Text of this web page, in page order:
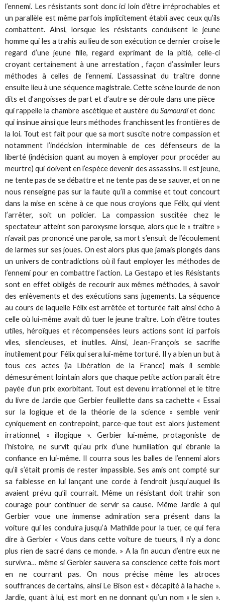
l’ennemi. Les résistants sont donc ici loin d’être irréprochables et
un parallèle est même parfois implicitement établi avec ceux qu’ils
combattent. Ainsi, lorsque les résistants conduisent le jeune
homme qui les a trahis au lieu de son exécution ce dernier croise le
regard d’une jeune fille, regard exprimant de la pitié, celle-ci
croyant certainement à une arrestation , façon d’assimiler leurs
méthodes à celles de l’ennemi. L’assassinat du traître donne
ensuite lieu à une séquence magistrale. Cette scène lourde de non
dits et d’angoisses de part et d’autre se déroule dans une pièce
qui rappelle la chambre ascétique et austère du Samouraïet donc
qui insinue ainsi que leurs méthodes franchissent les frontières de
la loi. Tout est fait pour que sa mort suscite notre compassion et
notamment l’indécision interminable de ces défenseurs de la
liberté (indécision quant au moyen à employer pour procéder au
meurtre) qui doivent en l’espèce devenir des assassins. Il est jeune,
ne tente pas de se débattre et ne tente pas de se sauver, et on ne
nous renseigne pas sur la faute qu’il a commise et tout concourt
dans la mise en scène à ce que nous croyions que Félix, qui vient
l’arrêter, soit un policier. La compassion suscitée chez le
spectateur atteint son paroxysme lorsque, alors que le « traître »
n’avait pas prononcé une parole, sa mort s’ensuit de l’écoulement
de larmes sur ses joues. On est alors plus que jamais plongés dans
un univers de contradictions où il faut employer les méthodes de
l’ennemi pour en combattre l’action. La Gestapo et les Résistants
sont en effet obligés de recourir aux mêmes méthodes, à savoir
des enlèvements et des exécutions sans jugements. La séquence
au cours de laquelle Félix est arrêtée et torturée fait ainsi écho à
celle où lui-même avait dû tuer le jeune traître. Loin d’être toutes
utiles, héroïques et récompensées leurs actions sont ici parfois
viles, silencieuses, et inutiles. Ainsi, Jean-François se sacrifie
inutilement pour Félix qui sera lui-même torturé. Il y a bien un but à
tous ces actes (la Libération de la France) mais il semble
démesurément lointain alors que chaque petite action paraît être
payée d’un prix exorbitant. Tout est devenu irrationnel et le titre
du livre de Jardie que Gerbier feuillette dans sa cachette « Essai
sur la logique et de la théorie de la science » semble venir
cyniquement en contrepoint, parce-que tout est alors justement
irrationnel, « illogique ». Gerbier lui-même, protagoniste de
l’histoire, ne survit qu’au prix d’une humiliation qui ébranle la
confiance en lui-même. Il courra sous les balles de l’ennemi alors
qu’il s’était promis de rester impassible. Ses amis ont compté sur
sa faiblesse en lui lançant une corde à l’endroit jusqu’auquel ils
avaient prévu qu’il courrait. Même un résistant doit trahir son
courage pour continuer de servir sa cause. Même Jardie à qui
Gerbier voue une immense admiration sera présent dans la
voiture qui les conduira jusqu’à Mathilde pour la tuer, ce qui fera
dire à Gerbier « Vous dans cette voiture de tueurs, il n’y a donc
plus rien de sacré dans ce monde. » A la fin aucun d’entre eux ne
survivra… même si Gerbier sauvera sa conscience cette fois mort
en ne courrant pas. On nous précise même les atroces
souffrances de certains, ainsi Le Bison est « décapité à la hache ».
Jardie, quant à lui, est mort en ne donnant qu’un nom « le sien ».